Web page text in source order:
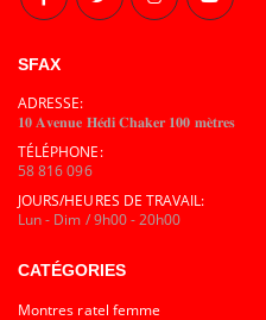
SFAX
ADRESSE:
𝟏𝟎 𝐀𝐯𝐞𝐧𝐮𝐞 𝐇𝐞́𝐝𝐢 𝐂𝐡𝐚𝐤𝐞𝐫 𝟏𝟎𝟎 𝐦𝐞̀𝐭𝐫𝐞𝐬
TÉLÉPHONE:
58 816 096
JOURS/HEURES DE TRAVAIL:
Lun - Dim / 9h00 - 20h00
CATÉGORIES
Montres ratel femme